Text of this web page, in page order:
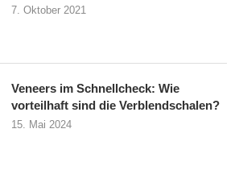
7. Oktober 2021
Veneers im Schnellcheck: Wie
vorteilhaft sind die Verblendschalen?
15. Mai 2024